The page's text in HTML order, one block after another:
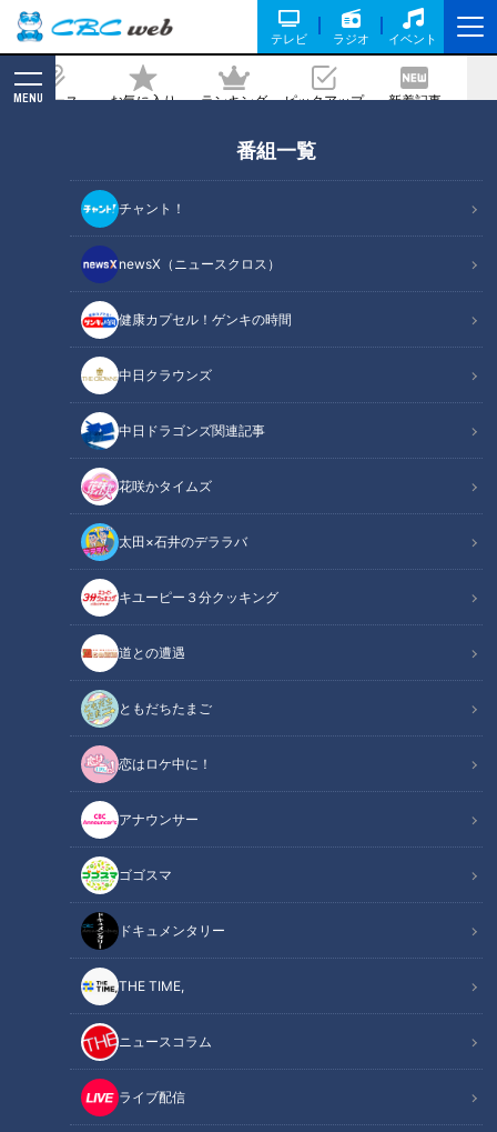
テレビ ラジオ イベント
ニュース お気に入り ランキング ピックアップ 新着記事
MENU
番組一覧
チャント！
newsX（ニュースクロス）
健康カプセル！ゲンキの時間
中日クラウンズ
中日ドラゴンズ関連記事
花咲かタイムズ
太田×石井のデララバ
キユーピー３分クッキング
道との遭遇
ともだちたまご
恋はロケ中に！
アナウンサー
ゴゴスマ
ドキュメンタリー
THE TIME,
ニュースコラム
ライブ配信
って実験 ポイントは「足のにおい」？
2022/06/24 19:05
チャント！
くらしニュース
気温の高い日が続き、雨も降るこの季節。毎年、蚊に刺されや
すいのが悩みの種という人には、嫌な季節になってきました。
蚊が活発になるのは、気温が25～30度。雨の日には飛びませ
んが、2～3ミリの雨が降ると卵を産むため、梅雨の時期は大
量に繁殖します。同じ場所にいても、刺されやすい人、刺され
にくい人の違いはあるのか？刺されないための対策は？専門家
に聞きました。 CBCテレビ「チャント！」6月22日放送から
蚊の潜む場所は？叩かず、早歩きで対処！
刺されないための3つのポイント！
本当に刺されない？体を張って実験！
オススメ関連コンテンツ